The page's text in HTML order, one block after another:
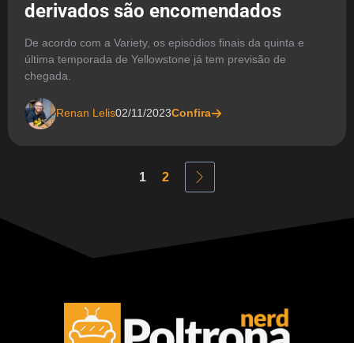
derivados são encomendados
De acordo com a Variety, os episódios finais da quinta e
última temporada de Yellowstone já tem previsão de
chegada.
Renan Lelis02/11/2023Confira
1 2